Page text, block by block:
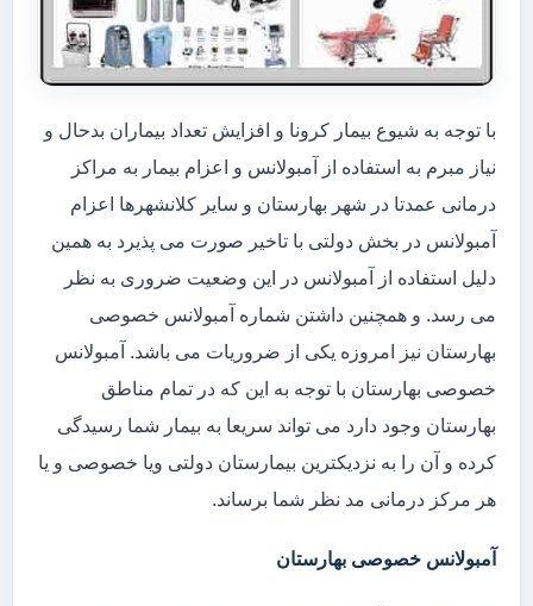
با توجه به شیوع بیمار کرونا و افزایش تعداد بیماران بدحال و
نیاز مبرم به استفاده از آمبولانس و اعزام بیمار به مراکز
درمانی عمدتا در شهر بهارستان و سایر کلانشهرها اعزام
آمبولانس در بخش دولتی با تاخیر صورت می پذیرد به همین
دلیل استفاده از آمبولانس در این وضعیت ضروری به نظر
می رسد. و همچنین داشتن شماره آمبولانس خصوصی
بهارستان نیز امروزه یکی از ضروریات می باشد. آمبولانس
خصوصی بهارستان با توجه به این که در تمام مناطق
بهارستان وجود دارد می تواند سریعا به بیمار شما رسیدگی
کرده و آن را به نزدیکترین بیمارستان دولتی ویا خصوصی و یا
هر مرکز درمانی مد نظر شما برساند.
آمبولانس خصوصی بهارستان